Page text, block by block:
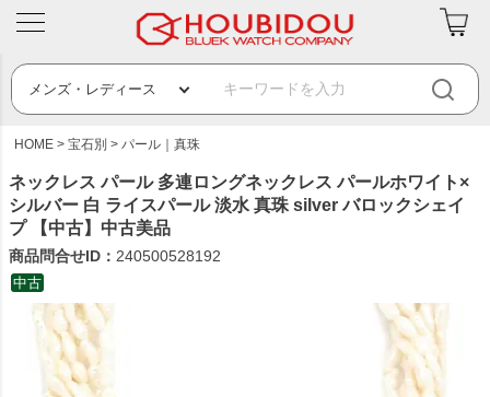
HOME 宝石別 パール｜真珠
ネックレス パール 多連ロングネックレス パールホワイト×
シルバー 白 ライスパール 淡水 真珠 silver バロックシェイ
プ 【中古】中古美品
商品問合せID： 240500528192
中古